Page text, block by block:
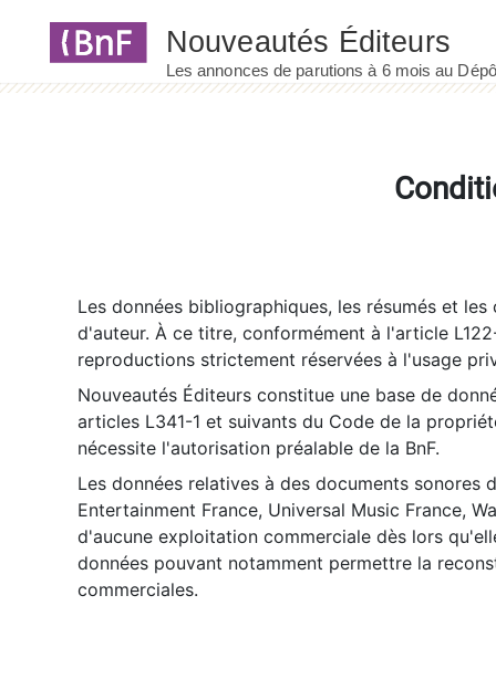
Les données bibliographiques, les résumés et
d'auteur. À ce titre, conformément à l'article
reproductions strictement réservées à l'usage
Nouveautés Éditeurs constitue une base de
articles L341-1 et suivants du Code de la
nécessite l'autorisation préalable de la BnF.
Les données relatives à des documents sonores
Entertainment France, Universal Music France,
d'aucune exploitation commerciale dès lors
données pouvant notamment permettre la
commerciales.